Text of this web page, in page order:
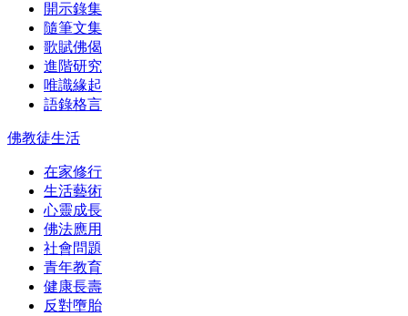
開示錄集
隨筆文集
歌賦佛偈
進階研究
唯識緣起
語錄格言
佛教徒生活
在家修行
生活藝術
心靈成長
佛法應用
社會問題
青年教育
健康長壽
反對墮胎